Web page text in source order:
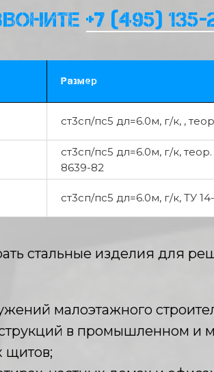
+7 (495)
Размер
ст3сп/пс5 дл=6.0м, г/к, ,
ст3сп/пс5 дл=6.0м, г/к,
8639-82
ст3сп/пс5 дл=6.0м, г/к, ТУ
стальные изделия для
малоэтажного
в промышленном и
щитов;